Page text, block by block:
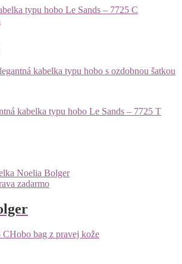
kabelka typu hobo s ozdobnou šatkou
zadarmo
CHobo bag z pravej kože